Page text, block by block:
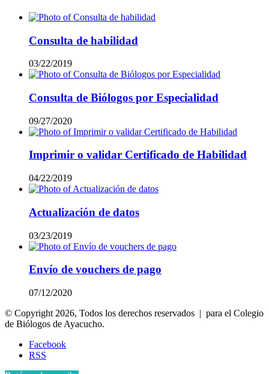
Consulta de habilidad
03/22/2019
Consulta de Biólogos por Especialidad
09/27/2020
Imprimir o validar Certificado de Habilidad
04/22/2019
Actualización de datos
03/23/2019
Envío de vouchers de pago
07/12/2020
© Copyright 2026, Todos los derechos reservados | para el Colegio
de Biólogos de Ayacucho.
Facebook
RSS